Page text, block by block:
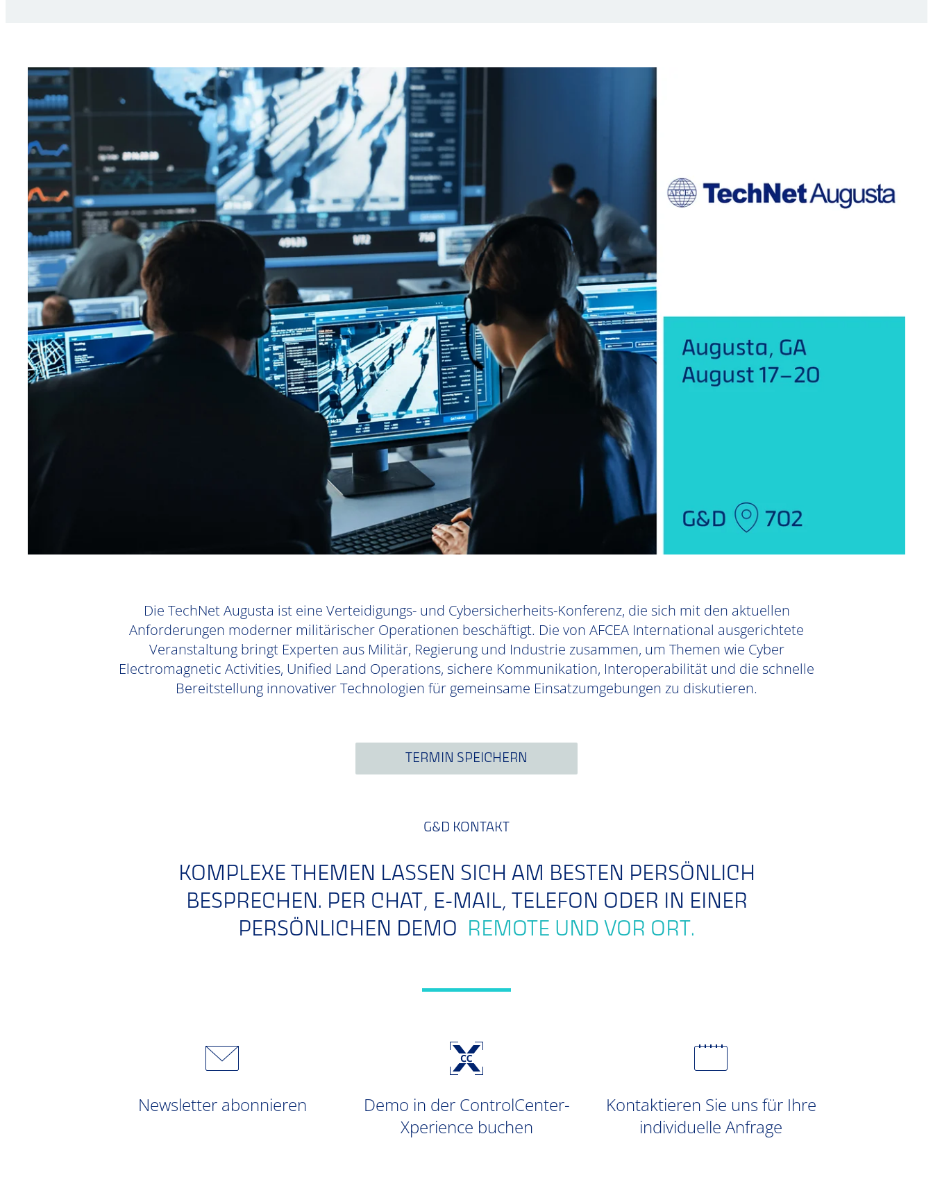
Die TechNet Augusta ist eine Verteidigungs- und Cybersicherheits-Konferenz, die sich mit den aktuellen
Anforderungen moderner militärischer Operationen beschäftigt. Die von AFCEA International ausgerichtete
Veranstaltung bringt Experten aus Militär, Regierung und Industrie zusammen, um Themen wie Cyber
Electromagnetic Activities, Unified Land Operations, sichere Kommunikation, Interoperabilität und die schnelle
Bereitstellung innovativer Technologien für gemeinsame Einsatzumgebungen zu diskutieren.
TERMIN SPEICHERN
G&D KONTAKT
KOMPLEXE THEMEN LASSEN SICH AM BESTEN PERSÖNLICH
BESPRECHEN. PER CHAT, E-MAIL, TELEFON ODER IN EINER
PERSÖNLICHEN DEMO
REMOTE UND VOR ORT.
Newsletter abonnieren
Demo in der ControlCenter-
Xperience buchen
Kontaktieren Sie uns für Ihre
individuelle Anfrage